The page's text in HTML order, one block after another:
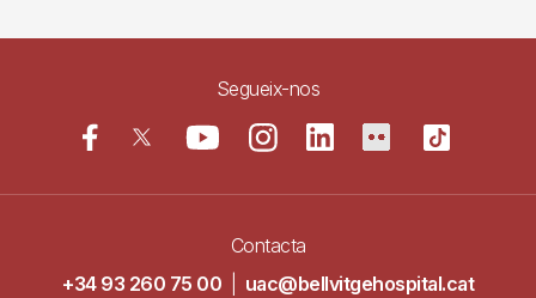
Segueix-nos
Contacta
+34 93 260 75 00
uac@bellvitgehospital.cat